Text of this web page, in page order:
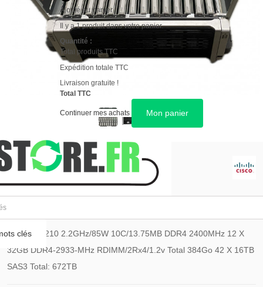
Ajouté au panier
Il y a 1 produit dans votre panier.
Quantité :
Total produits TTC
Expédition totale TTC
Livraison gratuite !
Total TTC
Continuer mes achats Mon panier
clés
GARANTIE 12 MOIS
2 X Intel 4210 2.2GHz/85W 10C/13.75MB DDR4 2400MHz 12 X
32GB DDR4-2933-MHz RDIMM/2Rx4/1.2v Total 384Go 42 X 16TB
SAS3 Total: 672TB